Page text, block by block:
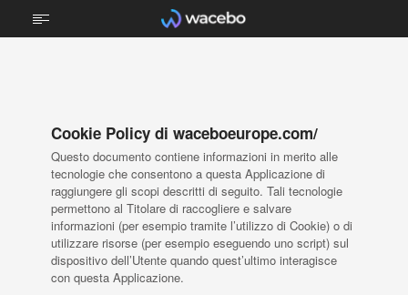
STEM
TECNICA PROFESSIONALE
SPORTS
ARREDI
Cookie Policy di waceboeurope.com/
Questo documento contiene informazioni in merito alle
tecnologie che consentono a questa Applicazione di
raggiungere gli scopi descritti di seguito. Tali tecnologie
permettono al Titolare di raccogliere e salvare
informazioni (per esempio tramite l’utilizzo di Cookie) o di
utilizzare risorse (per esempio eseguendo uno script) sul
dispositivo dell’Utente quando quest’ultimo interagisce
con questa Applicazione.